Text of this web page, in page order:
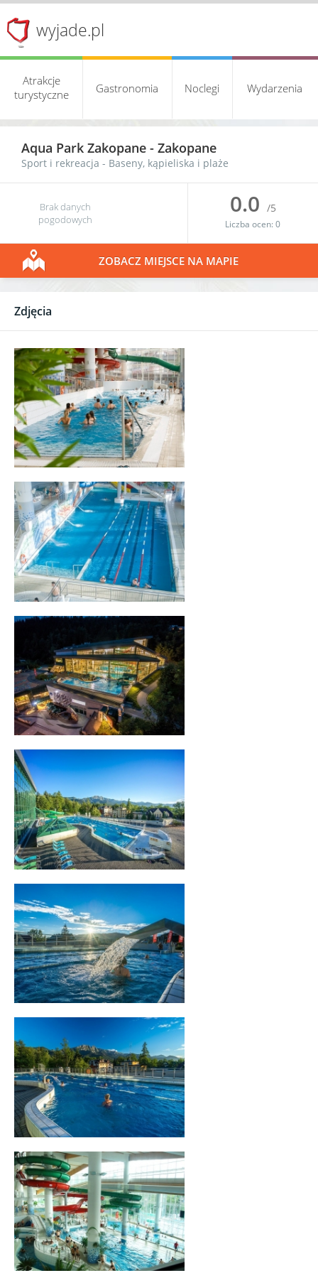
wyjade.pl
Atrakcje
turystyczne
Gastronomia Noclegi Wydarzenia
Aqua Park Zakopane - Zakopane
Sport i rekreacja - Baseny, kąpieliska i plaże
Brak danych
pogodowych
0.0 /5
Liczba ocen:0
ZOBACZ MIEJSCE NA MAPIE
Zdjęcia